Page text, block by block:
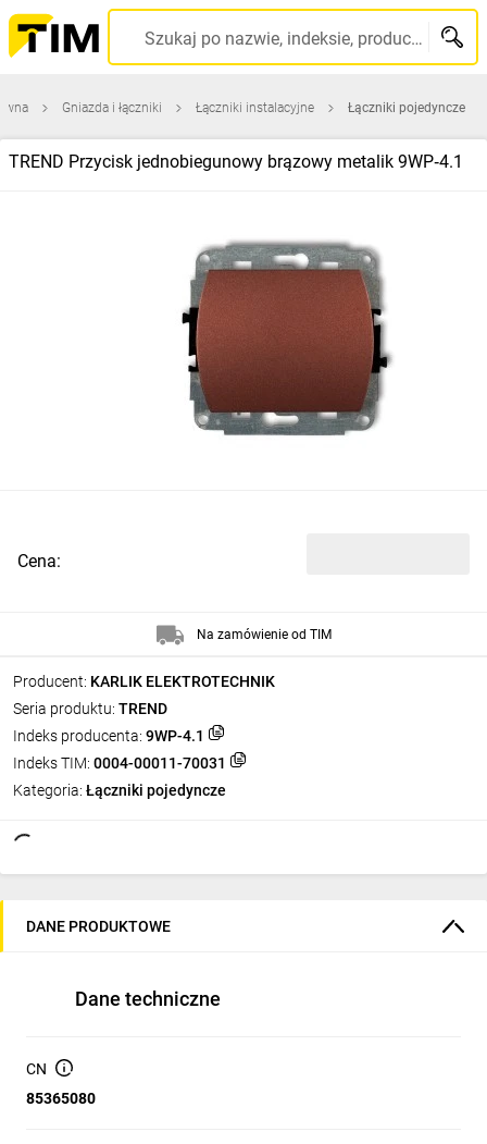
Szukaj po nazwie, indeksie, producencie, kodzie kreskowym...
Gniazda i łączniki Łączniki instalacyjne Łączniki pojedyncze
TREND Przycisk jednobiegunowy brązowy metalik 9WP‑4.1
Producent: KARLIK ELEKTROTECHNIK
Seria produktu: TREND
Indeks producenta: 9WP-4.1
Indeks TIM: 0004-00011-70031
Kategoria: Łączniki pojedyncze
Cena:
Na zamówienie od TIM
DANE PRODUKTOWE
Dane techniczne
CN
85365080